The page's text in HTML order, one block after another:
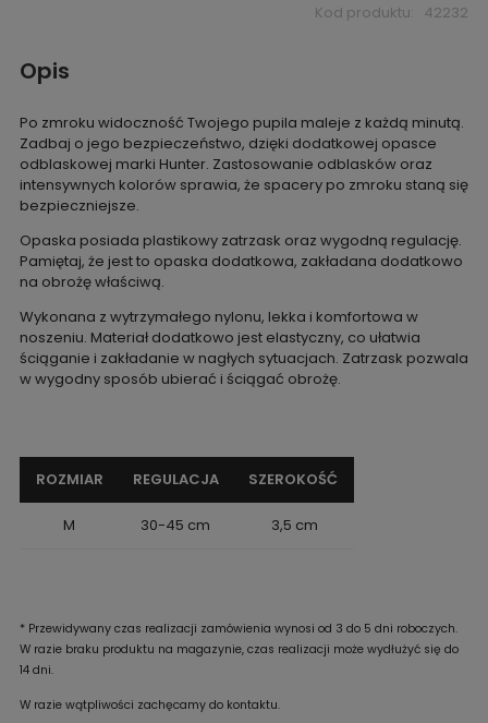
Kod produktu: 42232
Opis
Po zmroku widoczność Twojego pupila maleje z każdą minutą.
Zadbaj o jego bezpieczeństwo, dzięki dodatkowej opasce
odblaskowej marki Hunter. Zastosowanie odblasków oraz
intensywnych kolorów sprawia, że spacery po zmroku staną się
bezpieczniejsze.
Opaska posiada plastikowy zatrzask oraz wygodną regulację.
Pamiętaj, że jest to opaska dodatkowa, zakładana dodatkowo
na obrożę właściwą.
Wykonana z wytrzymałego nylonu, lekka i komfortowa w
noszeniu. Materiał dodatkowo jest elastyczny, co ułatwia
ściąganie i zakładanie w nagłych sytuacjach. Zatrzask pozwala
w wygodny sposób ubierać i ściągać obrożę.
ROZMIAR REGULACJA SZEROKOŚĆ
M 30-45 cm 3,5 cm
* Przewidywany czas realizacji zamówienia wynosi od 3 do 5 dni roboczych.
W razie braku produktu na magazynie, czas realizacji może wydłużyć się do
14 dni.
W razie wątpliwości zachęcamy do kontaktu.